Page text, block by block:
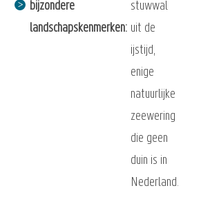
bijzondere
landschapskenmerken
stuwwal
uit de
ijstijd,
enige
natuurlijke
zeewering
die geen
duin is in
Nederland.